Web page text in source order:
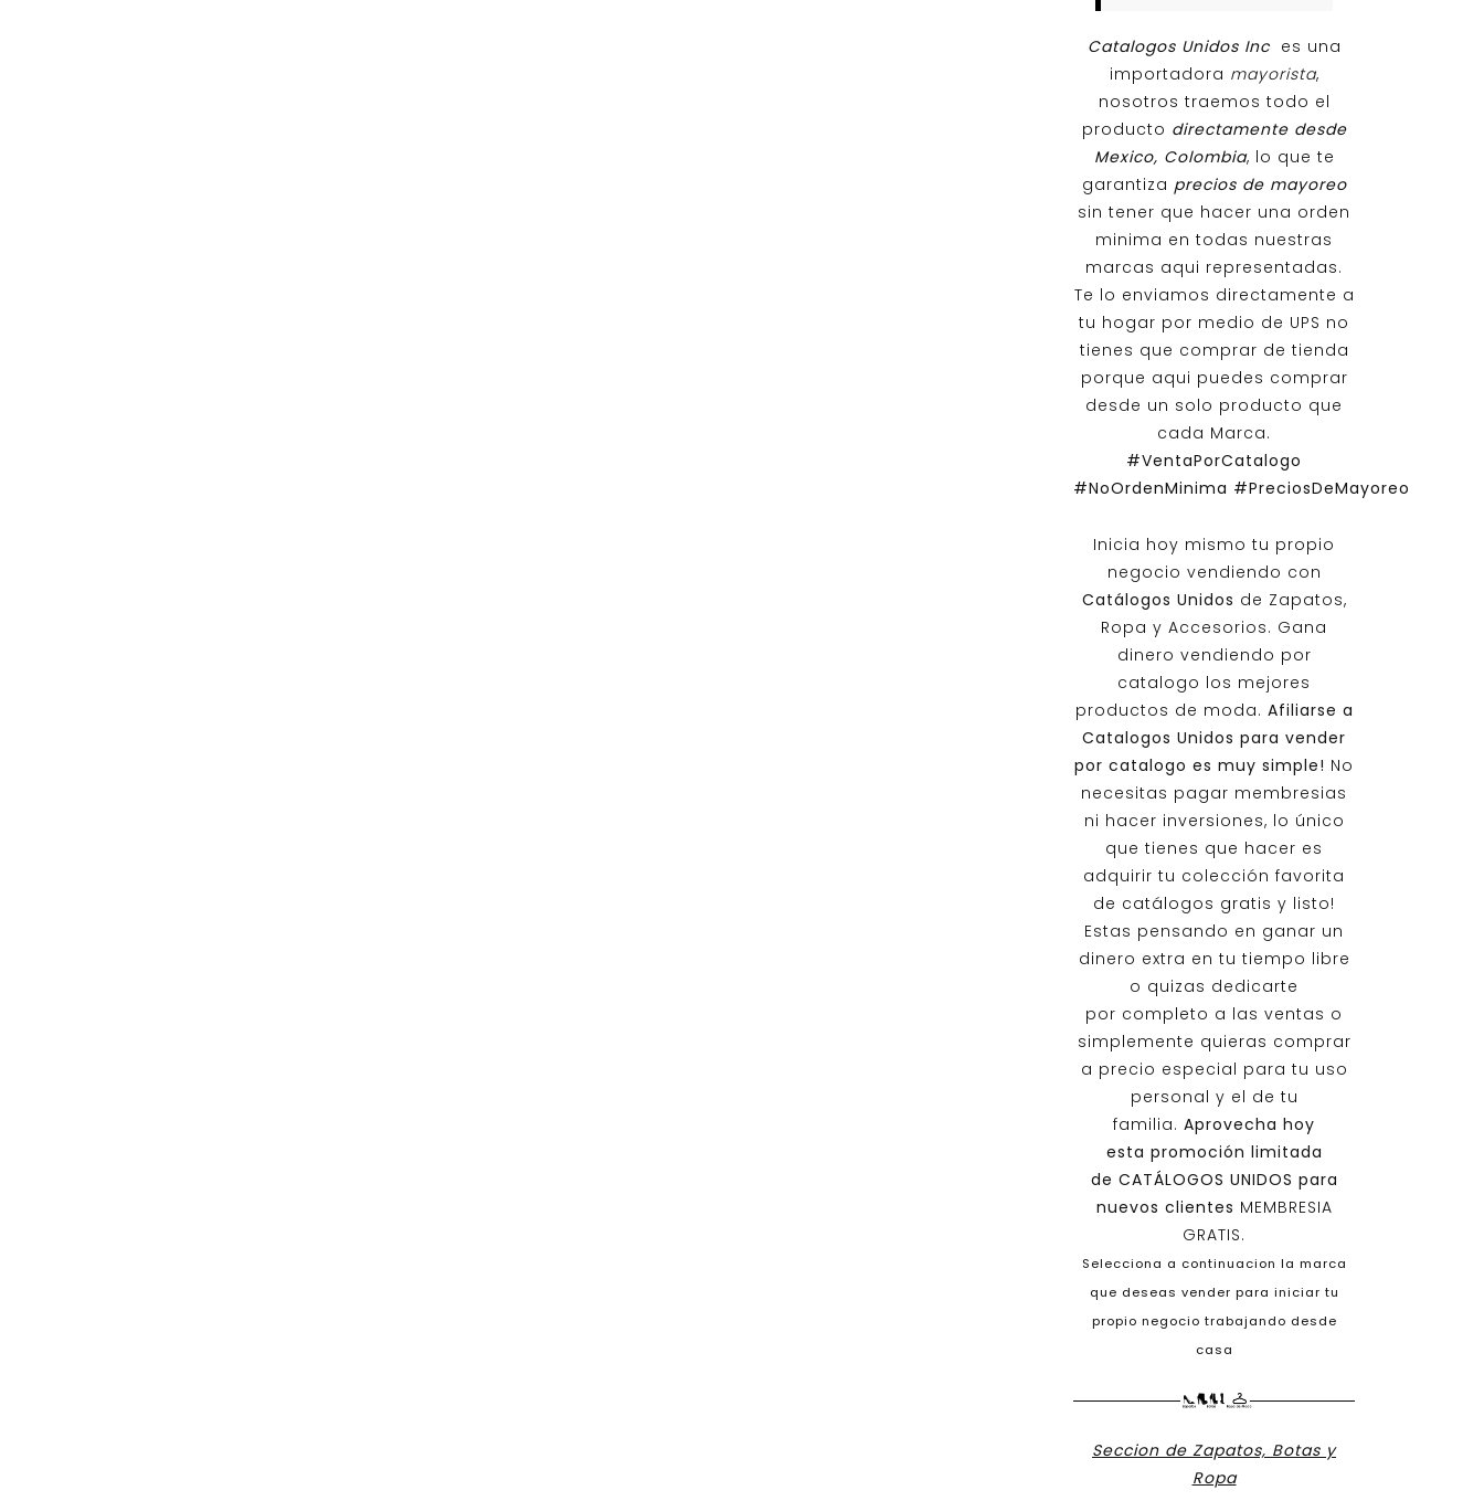
Catalogos Unidos Inc es una
importadora mayorista,
nosotros traemos todo el
producto directamente desde
Mexico, Colombia, lo que te
garantiza precios de mayoreo
sin tener que hacer una orden
minima en todas nuestras
marcas aqui representadas.
Te lo enviamos directamente a
tu hogar por medio de UPS no
tienes que comprar de tienda
porque aqui puedes comprar
desde un solo producto que
cada Marca.
#VentaPorCatalogo
#NoOrdenMinima #PreciosDeMayoreo
Inicia hoy mismo tu propio
negocio vendiendo con
Catálogos Unidos de Zapatos,
Ropa y Accesorios. Gana
dinero vendiendo por
catalogo los mejores
productos de moda. Afiliarse a
Catalogos Unidos para vender
por catalogo es muy simple! No
necesitas pagar membresias
ni hacer inversiones, lo único
que tienes que hacer es
adquirir tu colección favorita
de catálogos gratis y listo!
Estas pensando en ganar un
dinero extra en tu tiempo libre
o quizas dedicarte
por completo a las ventas o
simplemente quieras comprar
a precio especial para tu uso
personal y el de tu
familia. Aprovecha hoy
esta promoción limitada
de CATÁLOGOS UNIDOS para
nuevos clientes MEMBRESIA
GRATIS.
Selecciona a continuacion la marca
que deseas vender para iniciar tu
propio negocio trabajando desde
casa
Seccion de Zapatos, Botas y
Ropa